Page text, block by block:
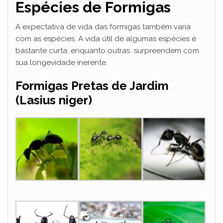
Espécies de Formigas
A expectativa de vida das formigas também varia
com as espécies. A vida útil de algumas espécies é
bastante curta, enquanto outras surpreendem com
sua longevidade inerente.
Formigas Pretas de Jardim
(Lasius niger)